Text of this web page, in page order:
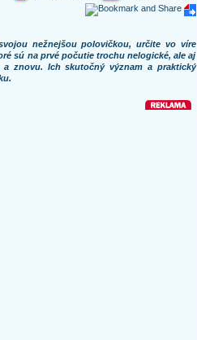
nežnejšou polovičkou, určite vo víre
sú na prvé počutie trochu nelogické, ale aj
znovu. Ich skutočný význam a praktický